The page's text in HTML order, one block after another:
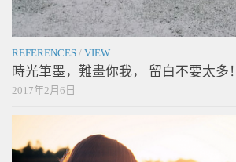
REFERENCES / VIEW
時光筆墨，難畫你我， 留白不要太多！
2017年2月6日